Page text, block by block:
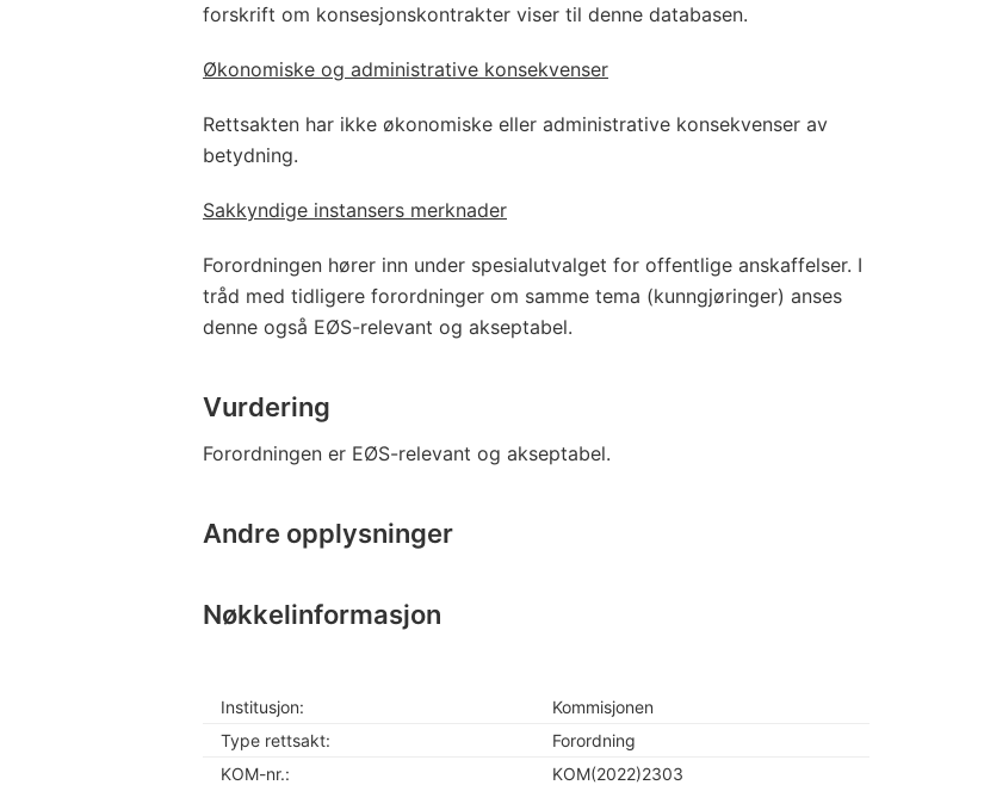
forskrift om konsesjonskontrakter viser til denne databasen.
Økonomiske og administrative konsekvenser
Rettsakten har ikke økonomiske eller administrative konsekvenser av
betydning.
Sakkyndige instansers merknader
Forordningen hører inn under spesialutvalget for offentlige anskaffelser. I
tråd med tidligere forordninger om samme tema (kunngjøringer) anses
denne også EØS-relevant og akseptabel.
Vurdering
Forordningen er EØS-relevant og akseptabel.
Andre opplysninger
Nøkkelinformasjon
Institusjon:
Kommisjonen
Type rettsakt:
Forordning
KOM-nr.:
KOM(2022)2303